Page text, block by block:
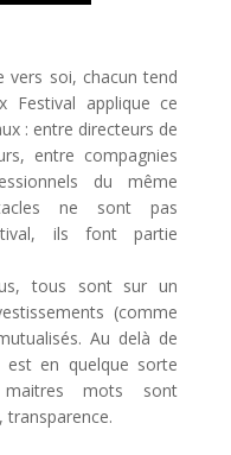
vers soi, chacun tend
Festival applique ce
: entre directeurs de
entre compagnies
du même
ne sont pas
ils font partie
tous sont sur un
(comme
Au delà de
est en quelque sorte
mots sont
transparence.